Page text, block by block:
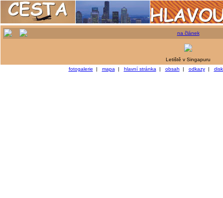
na článek
Letiště v Singapuru
fotogalerie | mapa | hlavní stránka | obsah | odkazy|